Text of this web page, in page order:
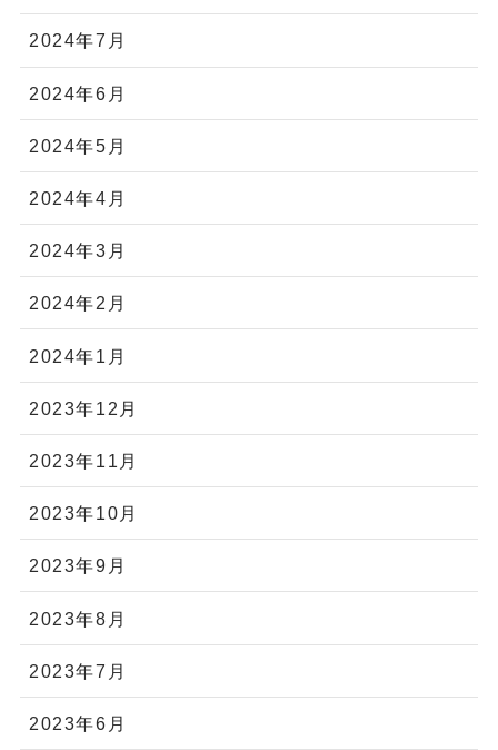
2024年7月
2024年6月
2024年5月
2024年4月
2024年3月
2024年2月
2024年1月
2023年12月
2023年11月
2023年10月
2023年9月
2023年8月
2023年7月
2023年6月